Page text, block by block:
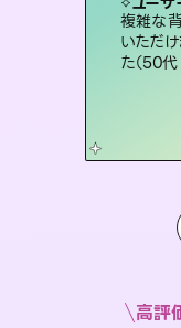
複雑な
いただ
た（50代
鑑
動
と
高評